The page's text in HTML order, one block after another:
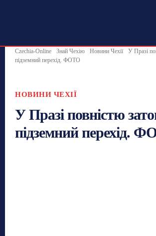
Czechia-Online Знай Чехію Новини Чехії
У Празі
підземний перехід. ФОТО
НОВИНИ ЧЕХІЇ
У Празі повністю
підземний перехід.